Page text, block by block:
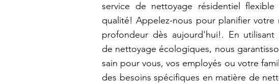
service de nettoyage résidentiel
qualité! Appelez-nous pour planifier votre
profondeur dès aujourd'hui!. En utilisant
de nettoyage écologiques, nous
sain pour vous, vos employés ou votre
des besoins spécifiques en matière de